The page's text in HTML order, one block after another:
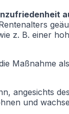
z. B. einer
Maßnahme
angesichts
und